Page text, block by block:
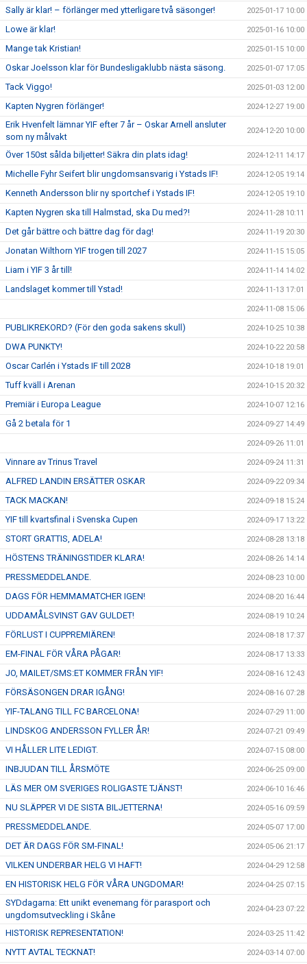
Sally är klar! – förlänger med ytterligare två säsonger! 2025-01-17 10:00
Lowe är klar! 2025-01-16 10:00
Mange tak Kristian! 2025-01-15 10:00
Oskar Joelsson klar för Bundesligaklubb nästa säsong. 2025-01-07 17:05
Tack Viggo! 2025-01-03 12:00
Kapten Nygren förlänger! 2024-12-27 19:00
Erik Hvenfelt lämnar YIF efter 7 år – Oskar Arnell ansluter
som ny målvakt
2024-12-20 10:00
Över 150st sålda biljetter! Säkra din plats idag! 2024-12-11 14:17
Michelle Fyhr Seifert blir ungdomsansvarig i Ystads IF! 2024-12-05 19:14
Kenneth Andersson blir ny sportchef i Ystads IF! 2024-12-05 19:10
Kapten Nygren ska till Halmstad, ska Du med?! 2024-11-28 10:11
Det går bättre och bättre dag för dag! 2024-11-19 20:30
Jonatan Wilthorn YIF trogen till 2027 2024-11-15 15:05
Liam i YIF 3 år till! 2024-11-14 14:02
Landslaget kommer till Ystad! 2024-11-13 17:01
2024-11-08 15:06
PUBLIKREKORD? (För den goda sakens skull) 2024-10-25 10:38
DWA PUNKTY! 2024-10-22 20:58
Oscar Carlén i Ystads IF till 2028 2024-10-18 19:01
Tuff kväll i Arenan 2024-10-15 20:32
Premiär i Europa League 2024-10-07 12:16
Gå 2 betala för 1 2024-09-27 14:49
2024-09-26 11:01
Vinnare av Trinus Travel 2024-09-24 11:31
ALFRED LANDIN ERSÄTTER OSKAR 2024-09-22 09:34
TACK MACKAN! 2024-09-18 15:24
YIF till kvartsfinal i Svenska Cupen 2024-09-17 13:22
STORT GRATTIS, ADELA! 2024-08-28 13:18
HÖSTENS TRÄNINGSTIDER KLARA! 2024-08-26 14:14
PRESSMEDDELANDE. 2024-08-23 10:00
DAGS FÖR HEMMAMATCHER IGEN! 2024-08-20 16:44
UDDAMÅLSVINST GAV GULDET! 2024-08-19 10:24
FÖRLUST I CUPPREMIÄREN! 2024-08-18 17:37
EM-FINAL FÖR VÅRA PÅGAR! 2024-08-17 13:33
JO, MAILET/SMS:ET KOMMER FRÅN YIF! 2024-08-16 12:43
FÖRSÄSONGEN DRAR IGÅNG! 2024-08-16 07:28
YIF-TALANG TILL FC BARCELONA! 2024-07-29 11:00
LINDSKOG ANDERSSON FYLLER ÅR! 2024-07-21 09:49
VI HÅLLER LITE LEDIGT. 2024-07-15 08:00
INBJUDAN TILL ÅRSMÖTE 2024-06-25 09:00
LÄS MER OM SVERIGES ROLIGASTE TJÄNST! 2024-06-10 16:46
NU SLÄPPER VI DE SISTA BILJETTERNA! 2024-05-16 09:59
PRESSMEDDELANDE. 2024-05-07 17:00
DET ÄR DAGS FÖR SM-FINAL! 2024-05-06 21:17
VILKEN UNDERBAR HELG VI HAFT! 2024-04-29 12:58
EN HISTORISK HELG FÖR VÅRA UNGDOMAR! 2024-04-25 07:15
SYDdagarna: Ett unikt evenemang för parasport och
ungdomsutveckling i Skåne
2024-04-23 07:22
HISTORISK REPRESENTATION! 2024-03-25 11:42
NYTT AVTAL TECKNAT! 2024-03-14 07:00